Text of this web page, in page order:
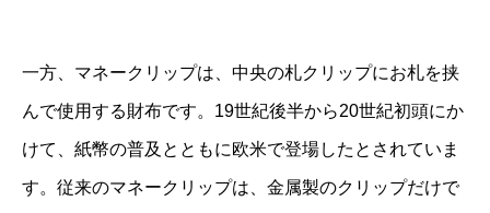
一方、マネークリップは、中央の札クリップにお札を挟
んで使用する財布です。19世紀後半から20世紀初頭にか
けて、紙幣の普及とともに欧米で登場したとされていま
す。従来のマネークリップは、金属製のクリップだけで